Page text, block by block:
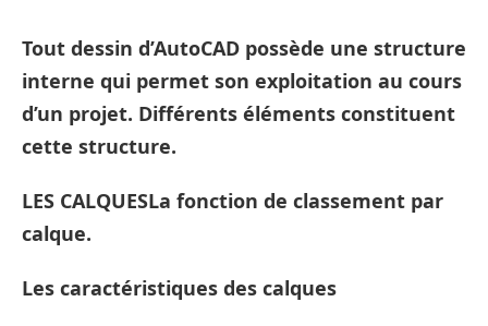
Tout dessin d’AutoCAD possède une structure
interne qui permet son exploitation au cours
d’un projet. Différents éléments constituent
cette structure.
LES CALQUESLa fonction de classement par
calque.
Les caractéristiques des calques